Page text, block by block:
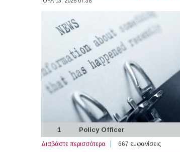
1 Policy Officer
Διαβάστε περισσότερα για 11 θέσεις εργασίας
667 εμφανίσεις